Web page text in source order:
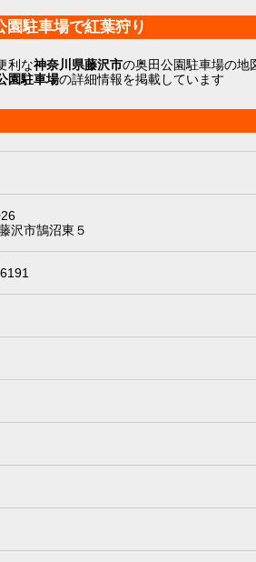
駐車場で紅葉狩り
利な神奈川県藤沢市の奥田公園駐車場の地
園駐車場の詳細情報を掲載しています
沢市鵠沼東５